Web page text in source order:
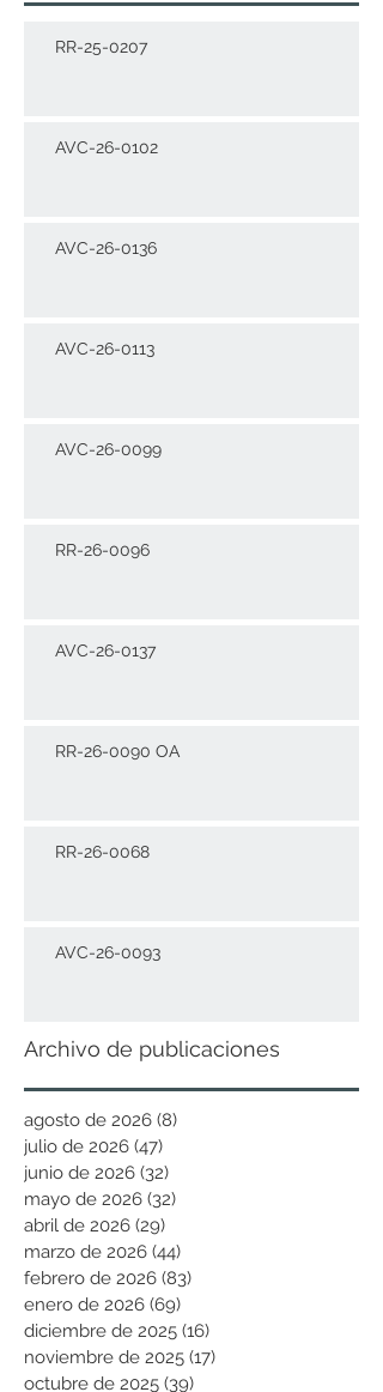
RR-25-0207
AVC-26-0102
AVC-26-0136
AVC-26-0113
AVC-26-0099
RR-26-0096
AVC-26-0137
RR-26-0090 OA
RR-26-0068
AVC-26-0093
Archivo de publicaciones
agosto de 2026 (8)
julio de 2026 (47)
junio de 2026 (32)
mayo de 2026 (32)
abril de 2026 (29)
marzo de 2026 (44)
febrero de 2026 (83)
enero de 2026 (69)
diciembre de 2025 (16)
noviembre de 2025 (17)
octubre de 2025 (39)